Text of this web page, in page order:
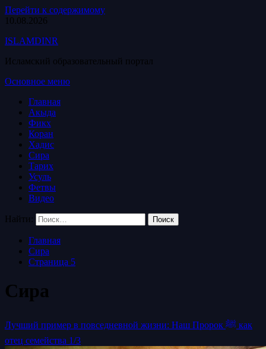
Перейти к содержимому
10.08.2026
ISLAMDINR
Исламский образовательный портал
Основное меню
Главная
Акыда
Фикх
Коран
Хадис
Сира
Тарих
Усуль
Фетвы
Видео
Найти:
Главная
Сира
Страница 5
Сира
Лучший пример в повседневной жизни: Наш Пророк ﷺ как
отец семейства 1/3